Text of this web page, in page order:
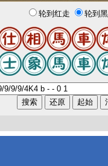
轮到红走 轮到